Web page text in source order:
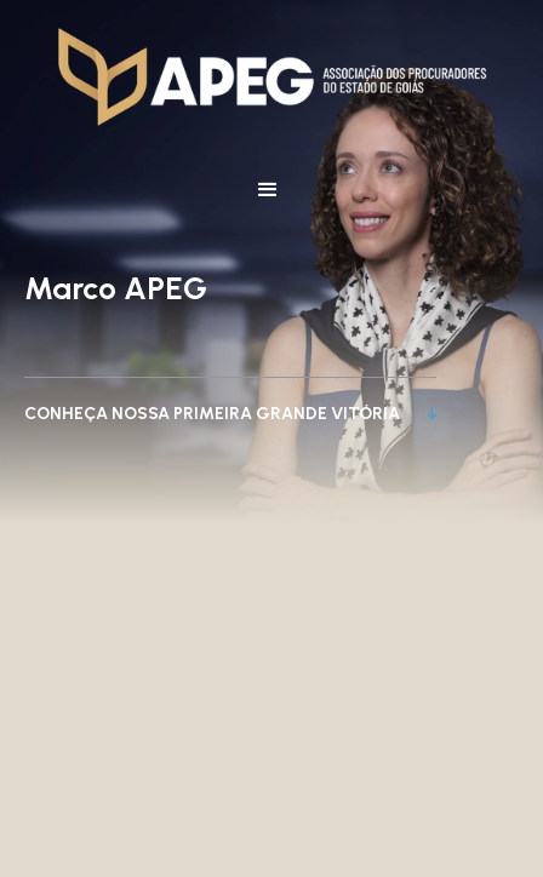
Marco APEG
CONHEÇA NOSSA PRIMEIRA GRANDE VITÓRIA